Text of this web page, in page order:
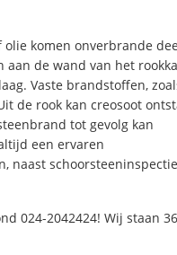
komen onverbrande
aan de wand van het
Vaste brandstoffen,
de rook kan creosoot
tot gevolg kan
een ervaren
naast
024-2042424! Wij staan